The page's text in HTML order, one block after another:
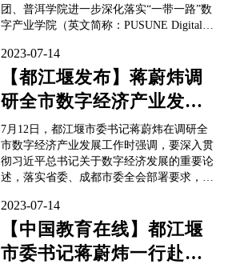
团、普洱学院进一步深化落实“一带一路”数
字产业学院（英文简称：PUSUNE Digital
拉·阿诺拉，普洱学院副校长陈勇，东软教
育科技集团高级副总裁李印杲、东软教育科
技集团西南区总经理姜天航，成都东软学...
2023-07-14
【都江堰发布】蒋蔚炜调
研全市数字经济产业发展
工作，强调要推动数字产
业化产业数...
7月12日，都江堰市委书记蒋蔚炜在调研全
市数字经济产业发展工作时强调，要深入贯
彻习近平总书记关于数字经济发展的重要论
述，落实省委、成都市委全会部署要求，坚
推动数字产业化、产业数字化、数据价值
化，做大做强数字经济，加快构建竞争优势
突出的现代化产业体系，赋能高质量发展。​​​​​​​
位于灌区映像的都经集团...
2023-07-14
【中国教育在线】都江堰
市委书记蒋蔚炜一行赴成